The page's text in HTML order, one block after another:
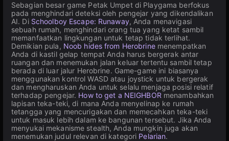
Sebagian besar game Petak Umpet di Playgama berfokus
pada menghindari deteksi oleh pengejar yang dikendalikan
AI. Di Schoolboy Escape: Runaway, Anda menavigasi
sebuah rumah, menghindari orang tua yang ketat sambil
memanfaatkan lingkungan untuk tetap tidak terlihat.
Demikian pula, Noob hides from Herobrinemenempatkan
Anda di kastil gelap tempat Anda harus bergerak antar
ruangan dan menemukan jalan keluar tertentu sambil tetap
berada di luar jalur Herobrine. Game-game ini biasanya
menggunakan kontrol WASD atau joystick untuk bergerak
dan mengharuskan Anda untuk selalu menjaga posisi relatif
terhadap pengejar. How to get a NEIGHBOR menambahkan
lapisan teka-teki, di mana Anda menyelinap ke rumah
tetangga yang mencurigakan dan memecahkan teka-teki
untuk masuk lebih dalam ke bangunan tersebut. Jika Anda
menyukai mekanisme stealth, Anda mungkin juga akan
menemukan judul relevan di kategori Pelarian.